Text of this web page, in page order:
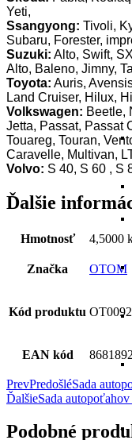
Yeti,
Ssangyong: Tivoli,
Subaru, Forester,
Suzuki: Alto, Swift,
Alto, Baleno, Jimny,
Toyota: Auris,
Land Cruiser, Hilux,
Volkswagen: Beetle,
Jetta, Passat, Passat
Touareg, Touran,
Caravelle, Multivan,
Volvo: S 40, S 60 , S
Ďalšie
Hmotnosť 4,5000
Značka OTOM
Kód produktu
EAN kód
PrevPredošléSada
ĎalšieSada
Podobné